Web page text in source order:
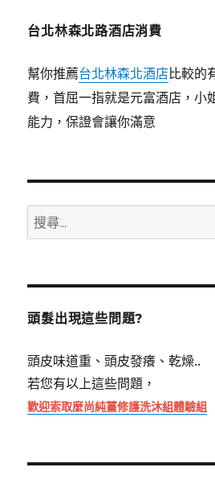
台北林森北路酒店消費
幫你推薦台北林森北酒店比較的
費，首屈一指就是元富酒店，小
能力，保證會讓你滿意
搜
尋
鍵
頭髮出現這些問題?
頭皮味道重、頭皮發癢、乾燥..
若您有以上這些問題，
歡迎索取麼尚純薑修護洗沐組體驗組